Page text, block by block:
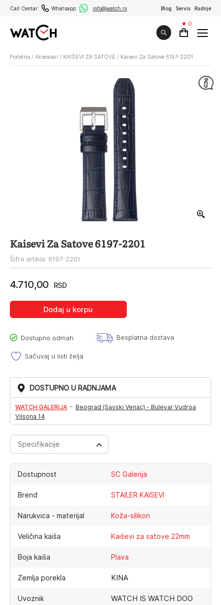
Call Centar: Whatsapp: info@watch.rs Blog Servis Radnje
0
Početna / Aksesoari / KAIŠEVI ZA SATOVE / Kaisevi Za Satove 6197-2201
Kaisevi Za Satove 6197-2201
Šifra artikla: 6197-2201
4.710,00 RSD
Dodaj u korpu
Dostupno odmah Besplatna dostava
Sačuvaj u listi želja
DOSTUPNO U RADNJAMA
WATCH GALERIJA - Beograd (Savski Venac) - Bulevar Vudroa
Vilsona 14
Specifikacije
Dostupnost SC Galerija
Brend STAILER KAISEVI
Narukvica - materijal Koža-silikon
Veličina kaiša Kaiševi za satove 22mm
Boja kaiša Plava
Zemlja porekla KINA
Uvoznik WATCH IS WATCH DOO